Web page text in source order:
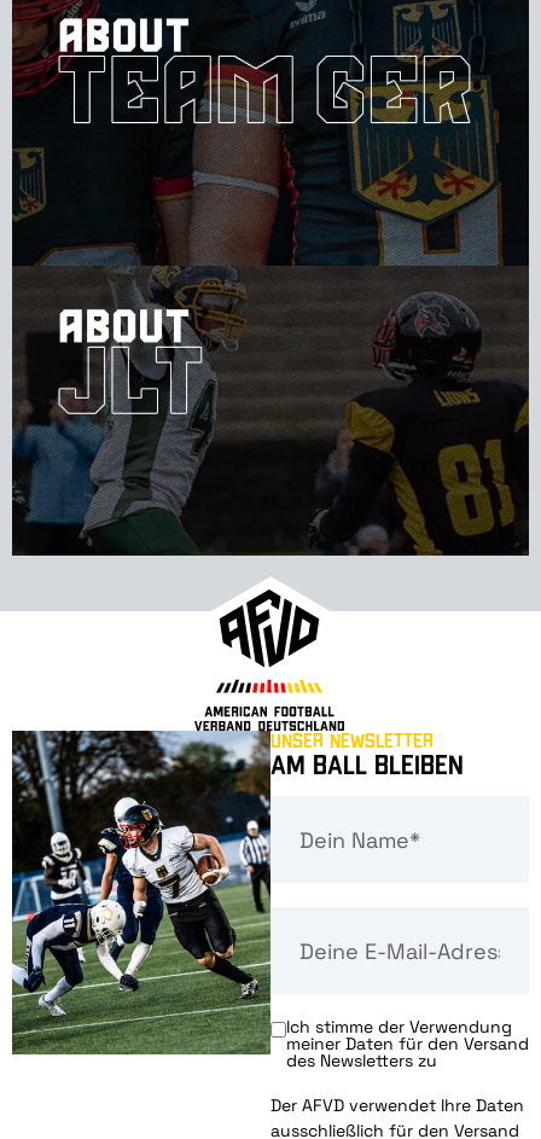
Unser Newsletter
Am Ball bleiben
Ich stimme der Verwendung
meiner Daten für den Versand
des Newsletters zu
Der AFVD verwendet Ihre Daten
ausschließlich für den Versand